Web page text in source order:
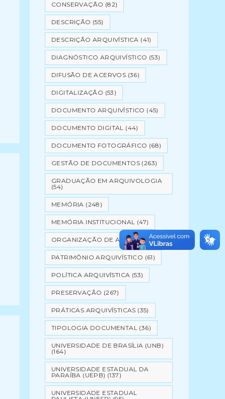
CONSERVAÇÃO (82)
DESCRIÇÃO (55)
DESCRIÇÃO ARQUIVÍSTICA (41)
DIAGNÓSTICO ARQUIVÍSTICO (53)
DIFUSÃO DE ACERVOS (36)
DIGITALIZAÇÃO (53)
DOCUMENTO ARQUIVÍSTICO (45)
DOCUMENTO DIGITAL (44)
DOCUMENTO FOTOGRÁFICO (68)
GESTÃO DE DOCUMENTOS (263)
GRADUAÇÃO EM ARQUIVOLOGIA
(54)
MEMÓRIA (248)
MEMÓRIA INSTITUCIONAL (47)
ORGANIZAÇÃO DE ARQUIVOS(64)
PATRIMÔNIO ARQUIVÍSTICO (61)
POLÍTICA ARQUIVÍSTICA (53)
PRESERVAÇÃO (267)
PRÁTICAS ARQUIVÍSTICAS (35)
TIPOLOGIA DOCUMENTAL (36)
UNIVERSIDADE DE BRASÍLIA (UNB)
(164)
UNIVERSIDADE ESTADUAL DA
PARAÍBA (UEPB) (137)
UNIVERSIDADE ESTADUAL